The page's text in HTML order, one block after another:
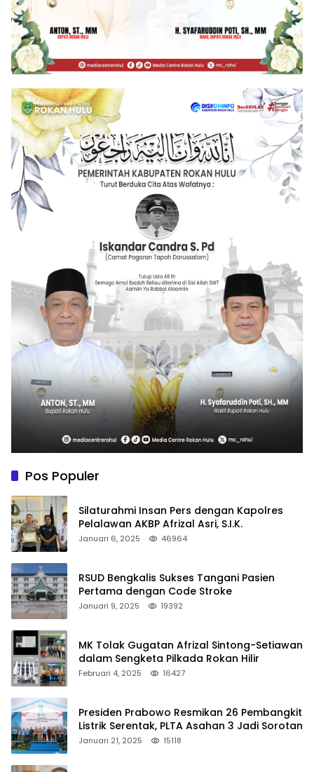
Pos Populer
Silaturahmi Insan Pers dengan Kapolres
Pelalawan AKBP Afrizal Asri, S.I.K.
Januari 6, 2025 46964
RSUD Bengkalis Sukses Tangani Pasien
Pertama dengan Code Stroke
Januari 9, 2025 19392
MK Tolak Gugatan Afrizal Sintong-Setiawan
dalam Sengketa Pilkada Rokan Hilir
Februari 4, 2025 16427
Presiden Prabowo Resmikan 26 Pembangkit
Listrik Serentak, PLTA Asahan 3 Jadi Sorotan
Januari 21, 2025 15118